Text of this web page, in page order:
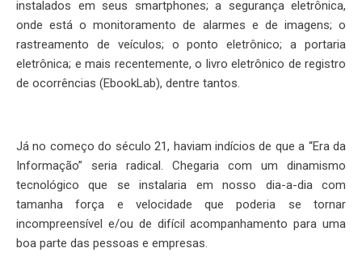
instalados em seus smartphones; a segurança eletrônica,
onde está o monitoramento de alarmes e de imagens; o
rastreamento de veículos; o ponto eletrônico; a portaria
eletrônica; e mais recentemente, o livro eletrônico de registro
de ocorrências (EbookLab), dentre tantos.
Já no começo do século 21, haviam indícios de que a “Era da
Informação” seria radical. Chegaria com um dinamismo
tecnológico que se instalaria em nosso dia-a-dia com
tamanha força e velocidade que poderia se tornar
incompreensível e/ou de difícil acompanhamento para uma
boa parte das pessoas e empresas.